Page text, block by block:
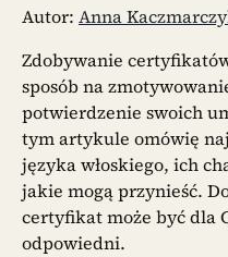
Autor: Anna
Zdobywanie
sposób na
potwierdzenie swoich
tym artykule omówię
języka włoskiego, ich
jakie mogą przynieść.
certyfikat może być dla
odpowiedni.